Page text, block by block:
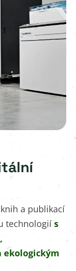
a publikací
technologií s
ekologickým